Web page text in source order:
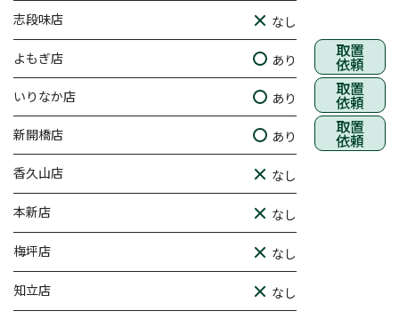
志段味店 なし
よもぎ店 あり 取置
依頼
いりなか店 あり 取置
依頼
新開橋店 あり 取置
依頼
香久山店 なし
本新店 なし
梅坪店 なし
知立店 なし